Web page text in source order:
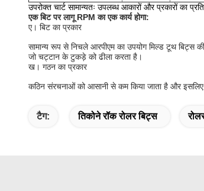
उपरोक्त चार्ट सामान्यतः उपलब्ध आकारों और प्रकारों का
एक बिट पर लागू RPM का एक कार्य होगा:
ए। बिट का प्रकार
सामान्य रूप से निचले आरपीएम का उपयोग मिल्ड टूथ बिट्स
जो चट्टान के टुकड़े को ढीला करता है।
ख। गठन का प्रकार
कठिन संरचनाओं को आसानी से कम किया जाता है और
टैग: तिकोने रॉक रोलर बिट्स